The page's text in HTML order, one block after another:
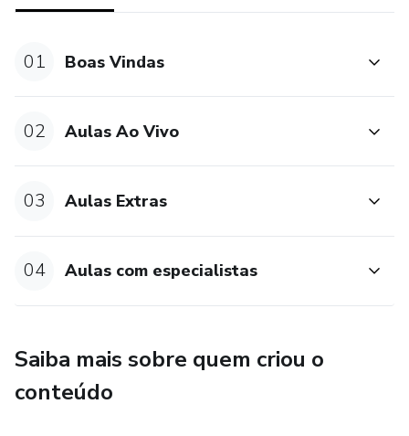
01 Boas Vindas
02 Aulas Ao Vivo
03 Aulas Extras
04 Aulas com especialistas
Saiba mais sobre quem criou o
conteúdo